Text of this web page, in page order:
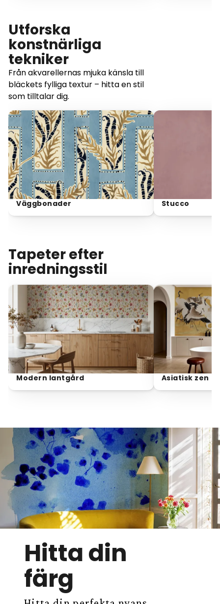
Utforska iögonfallande motiv från vår mest älskade
kollektion. På Wallism kuraterar vi med eftertanke. Vårt
interna team väljer noggrant ut de främsta
tapetstilarna som balanserar konst, kvalitet och
trend. Med över 12 000 tapetmurals och populära
tapetmotiv hittar du garanterat något som passar din
personlighet och den känsla du vill skapa.
Använd våra smidiga filter för att
bläddra efter rum,
färg, stil eller tema
– eller utforska vad som är nytt
och trendar just nu. Behöver du lite hjälp? Vårt
interaktiva verktyg "Hitta din stil" gör det enkelt att
Varje tapet i vår butik är tillverkad av premiummaterial
framtaget för både skönhet och hållbarhet:
Premium
Premium Textured
Peel & Stick
Alla är miljövänliga, PVC-fria, icke-bländande och
blekningsresistenta – även i solljus. De är dessutom
brandklassade som A och tryckta på non-woven-
material för en jämnare och enklare uppsättning. Inga
rullande kanter, inget kladdigt lim – bara snygga
Utforska
konstnärliga
tekniker
Från akvarellernas mjuka känsla till
bläckets fylliga textur – hitta en stil
som tilltalar dig.
Väggbonader Stucco
Tapeter efter
inredningsstil
Modern lantgård Asiatisk zen
Hitta din
färg